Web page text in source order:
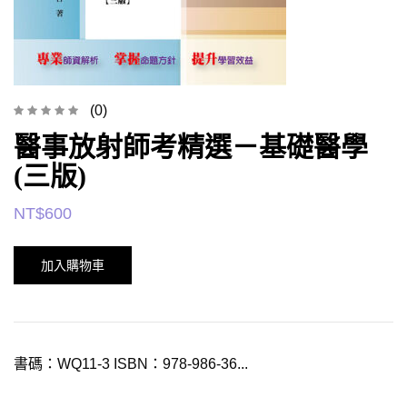
(0)
醫事放射師考精選－基礎醫學
(三版)
NT$600
加入購物車
書碼：WQ11-3 ISBN：978-986-36...